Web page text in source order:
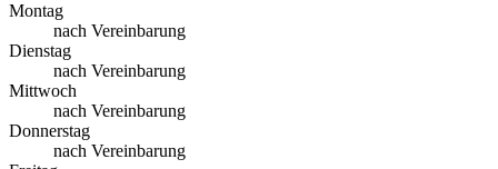
Montag
nach Vereinbarung
Dienstag
nach Vereinbarung
Mittwoch
nach Vereinbarung
Donnerstag
nach Vereinbarung